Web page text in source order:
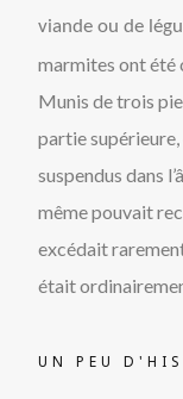
viande ou de
marmites ont été
Munis de trois
partie
suspendus dans
même pouvait
excédait
était
UN PEU